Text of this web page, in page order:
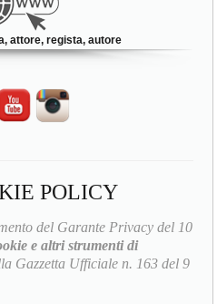
attore, regista, autore
POLICY
del Garante Privacy del 10
e altri strumenti di
Gazzetta Ufficiale n. 163 del 9